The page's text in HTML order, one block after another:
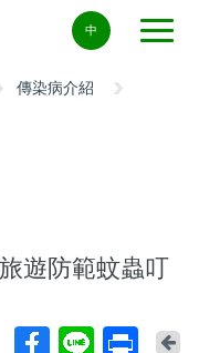
中
傳染病介紹
遊防範蚊蟲叮